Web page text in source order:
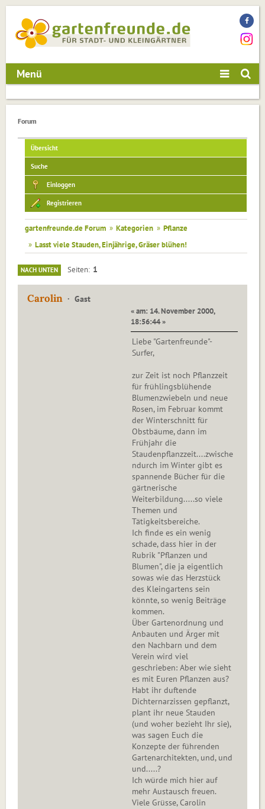
Menü
Forum
Übersicht
Suche
Einloggen
Registrieren
gartenfreunde.de Forum » Kategorien » Pflanze
» Lasst viele Stauden, Einjährige, Gräser blühen!
NACH UNTEN Seiten 1
Carolin Gast
« am: 14. November 2000,
18:56:44 »
Liebe "Gartenfreunde"-
Surfer,
zur Zeit ist noch Pflanzzeit
für frühlingsblühende
Blumenzwiebeln und neue
Rosen, im Februar kommt
der Winterschnitt für
Obstbäume, dann im
Frühjahr die
Staudenpflanzzeit....zwische
ndurch im Winter gibt es
spannende Bücher für die
gärtnerische
Weiterbildung.....so viele
Themen und
Tätigkeitsbereiche.
Ich finde es ein wenig
schade, dass hier in der
Rubrik "Pflanzen und
Blumen", die ja eigentlich
sowas wie das Herzstück
des Kleingartens sein
könnte, so wenig Beiträge
kommen.
Über Gartenordnung und
Anbauten und Ärger mit
den Nachbarn und dem
Verein wird viel
geschrieben: Aber wie sieht
es mit Euren Pflanzen aus?
Habt ihr duftende
Dichternarzissen gepflanzt,
plant ihr neue Stauden
(und woher bezieht Ihr sie),
was sagen Euch die
Konzepte der führenden
Gartenarchitekten, und, und
und.....?
Ich würde mich hier auf
mehr Austausch freuen.
Viele Grüsse, Carolin